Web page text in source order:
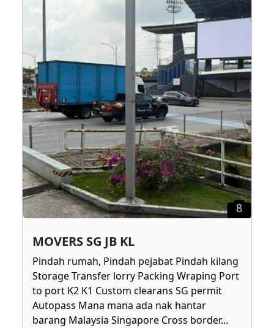
8
MOVERS SG JB KL
Pindah rumah, Pindah pejabat Pindah kilang
Storage Transfer lorry Packing Wraping Port
to port K2 K1 Custom clearans SG permit
Autopass Mana mana ada nak hantar
barang Malaysia Singapore Cross border...